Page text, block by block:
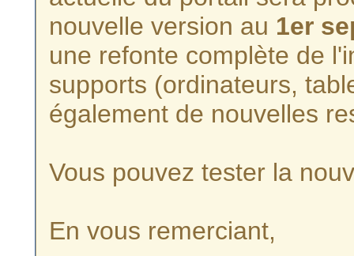
nouvelle version au 1er
une refonte complète de
supports (ordinateurs,
également de nouvelles
Vous pouvez tester la
En vous remerciant,